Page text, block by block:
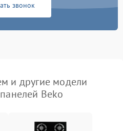
звонок
и другие модели
Beko